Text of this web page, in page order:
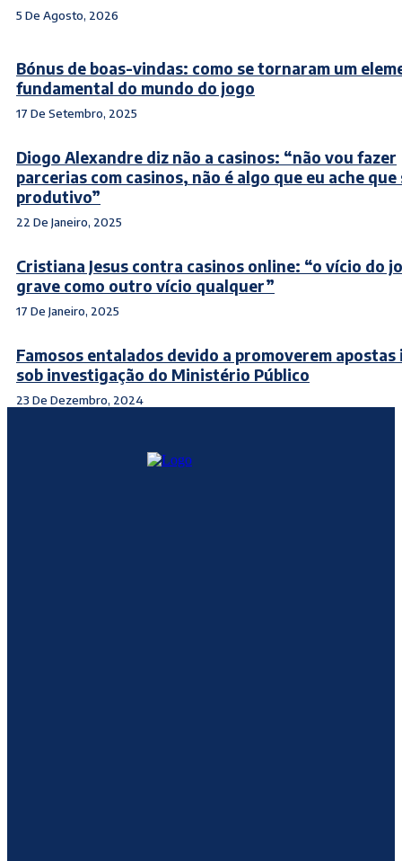
5 De Agosto, 2026
Bónus de boas-vindas: como se tornaram um
fundamental do mundo do jogo
17 De Setembro, 2025
Diogo Alexandre diz não a casinos: “não vou fazer
parcerias com casinos, não é algo que eu ache que
produtivo”
22 De Janeiro, 2025
Cristiana Jesus contra casinos online: “o vício do
grave como outro vício qualquer”
17 De Janeiro, 2025
Famosos entalados devido a promoverem apostas
sob investigação do Ministério Público
23 De Dezembro, 2024